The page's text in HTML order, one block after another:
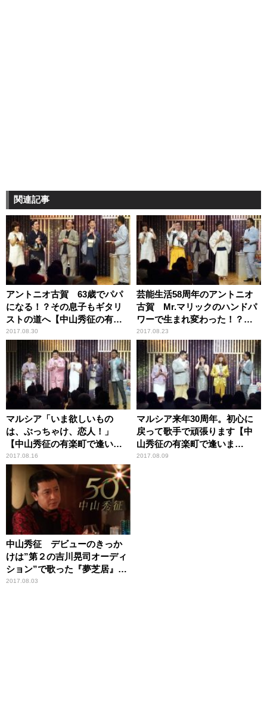
関連記事
アントニオ古賀 63歳でパパ
になる！？その息子もギタリ
ストの道へ【中山秀征の有楽
町で逢いまSHOW♪】
2017.08.30
芸能生活58周年のアントニオ
古賀 Mr.マリックのハンドパ
ワーで生まれ変わった！？
【中山秀征の有楽町で逢いま
SHOW♪】
2017.08.23
マルシア「いま欲しいもの
は、ぶっちゃけ、恋人！」
【中山秀征の有楽町で逢いま
SHOW♪】
2017.08.16
マルシア来年30周年。初心に
戻って歌手で頑張ります【中
山秀征の有楽町で逢いま
SHOW♪】
2017.08.09
中山秀征 デビューのきっか
けは”第２の吉川晃司オーディ
ション”で歌った『夢芝居』だ
った！？【中山秀征の有楽町
2017.08.03